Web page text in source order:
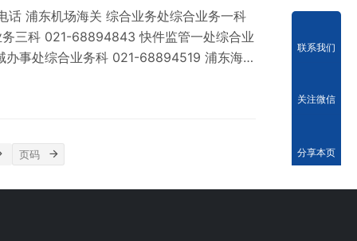
话 浦东机场海关 综合业务处综合业务一科
三科 021-68894843 快件监管一处综合业
事处综合业务科 021-68894519 浦东海关
驻金桥办事处综合业务五科 021-
联系我们
关注微信
分享本页